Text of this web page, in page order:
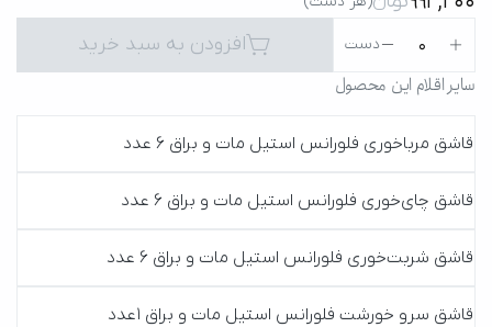
0 دست افزودن به سبد خرید
سایر اقلام این محصول
قاشق مرباخوری فلورانس استیل مات و براق 6 عدد
قاشق چا‌ی‌خوری فلورانس استیل مات و براق 6 عدد
قاشق شربت‌خوری فلورانس استیل مات و براق 6 عدد
قاشق سرو خورشت فلورانس استیل مات و براق 1عدد